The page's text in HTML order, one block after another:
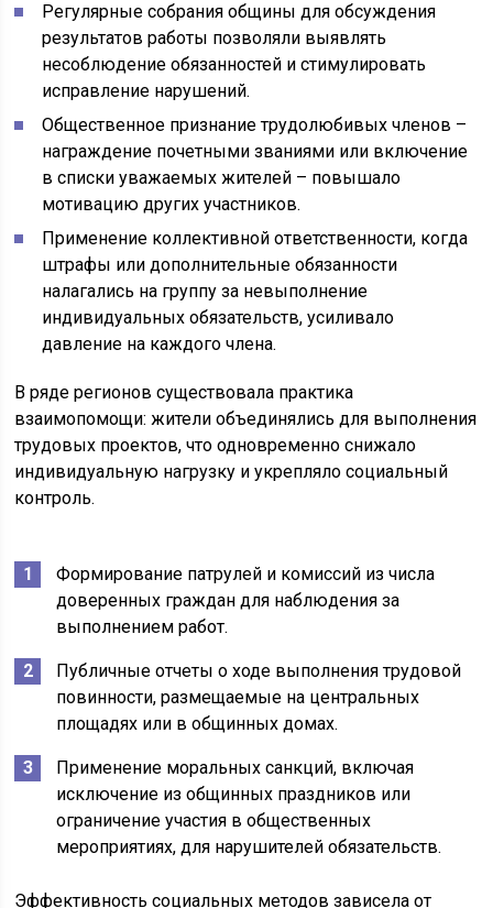
Регулярные собрания общины для обсуждения
результатов работы позволяли выявлять
несоблюдение обязанностей и стимулировать
исправление нарушений.
Общественное признание трудолюбивых членов –
награждение почетными званиями или включение
в списки уважаемых жителей – повышало
мотивацию других участников.
Применение коллективной ответственности, когда
штрафы или дополнительные обязанности
налагались на группу за невыполнение
индивидуальных обязательств, усиливало
давление на каждого члена.
В ряде регионов существовала практика
взаимопомощи: жители объединялись для выполнения
трудовых проектов, что одновременно снижало
индивидуальную нагрузку и укрепляло социальный
контроль.
Формирование патрулей и комиссий из числа
доверенных граждан для наблюдения за
выполнением работ.
Публичные отчеты о ходе выполнения трудовой
повинности, размещаемые на центральных
площадях или в общинных домах.
Применение моральных санкций, включая
исключение из общинных праздников или
ограничение участия в общественных
мероприятиях, для нарушителей обязательств.
Эффективность социальных методов зависела от